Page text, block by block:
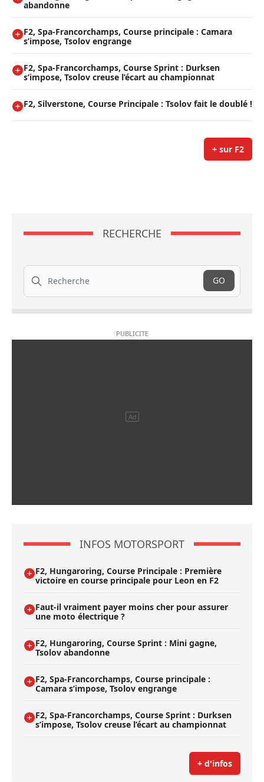
abandonne
F2, Spa-Francorchamps, Course principale : Camara
s’impose, Tsolov engrange
F2, Spa-Francorchamps, Course Sprint : Durksen
s’impose, Tsolov creuse l’écart au championnat
F2, Silverstone, Course Principale : Tsolov fait le doublé !
+ sur F2
RECHERCHE
Recherche
GO
INFOS MOTORSPORT
F2, Hungaroring, Course Principale : Première
victoire en course principale pour Leon en F2
Faut-il vraiment payer moins cher pour assurer
une moto électrique ?
F2, Hungaroring, Course Sprint : Mini gagne,
Tsolov abandonne
F2, Spa-Francorchamps, Course principale :
Camara s’impose, Tsolov engrange
F2, Spa-Francorchamps, Course Sprint : Durksen
s’impose, Tsolov creuse l’écart au championnat
+ d'infos